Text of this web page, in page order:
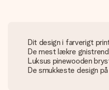
Dit design i farverigt
De mest lækre
Luksus pinewooden
De smukkeste design